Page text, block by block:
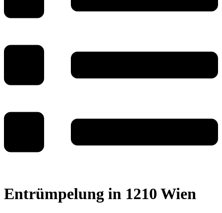
Entrümpelung in 1210 Wien